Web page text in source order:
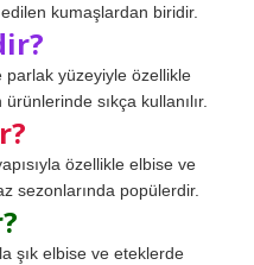
kumaşlardan biridir.
yüzeyiyle özellikle
sıkça kullanılır.
özellikle elbise ve
sezonlarında popülerdir.
şık elbise ve eteklerde